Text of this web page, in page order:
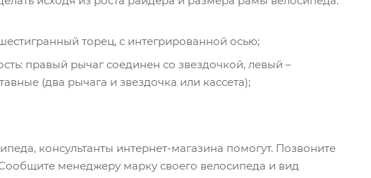
торец, с интегрированной осью;
правый рычаг соединен со звездочкой, левый –
(два рычага и звездочка или кассета);
консультанты интернет-магазина помогут. Позвоните
Сообщите менеджеру марку своего велосипеда и вид